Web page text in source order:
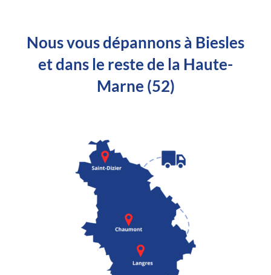
Nous vous dépannons à Biesles
et dans le reste de la Haute-
Marne (52)